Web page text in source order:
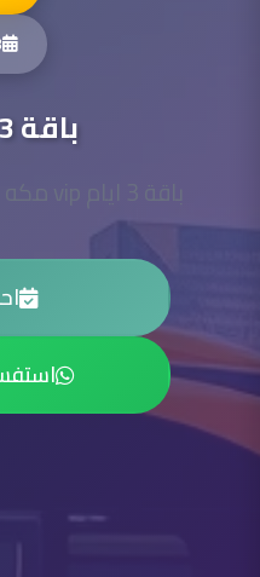
باقة 3 ايام vip